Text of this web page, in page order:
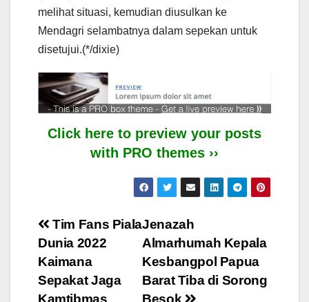
melihat situasi, kemudian diusulkan ke
Mendagri selambatnya dalam sepekan untuk
disetujui.(*/dixie)
Click here to preview your posts
with PRO themes ››
Post
navigation
Jenazah
Almarhumah Kepala
Kesbangpol Papua
Barat Tiba di Sorong
Besok
Tim Fans Piala
Dunia 2022
Kaimana
Sepakat Jaga
Kamtibmas